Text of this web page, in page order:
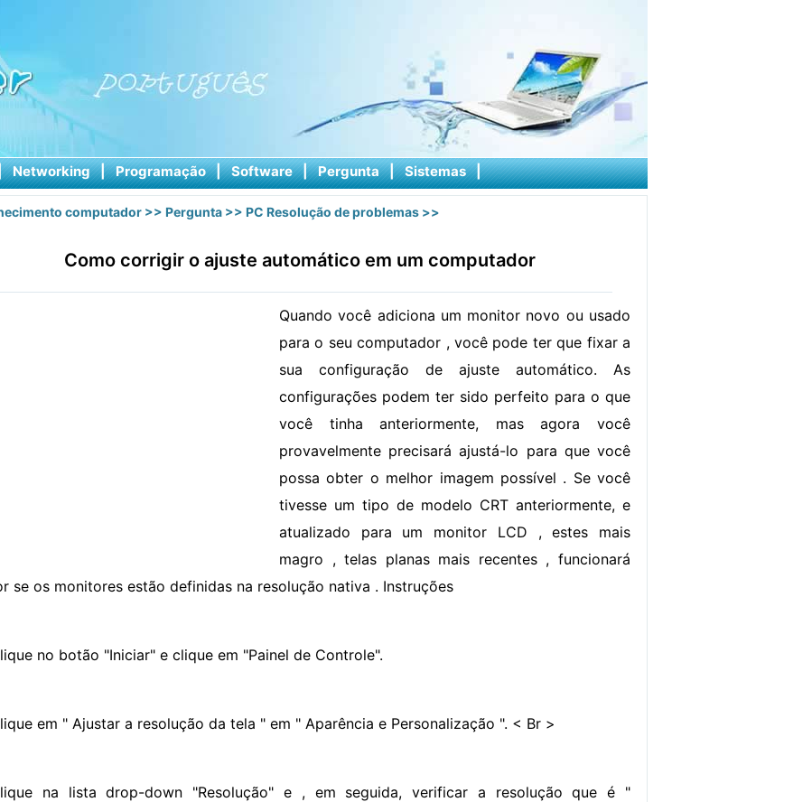
Networking | Programação | Software | Pergunta | Sistemas |
computador >> Pergunta >> PC Resolução de problemas >>
Como corrigir o ajuste automático em um computador
Quando você adiciona um monitor novo ou usado
para o seu computador , você pode ter que fixar a
sua configuração de ajuste automático. As
configurações podem ter sido perfeito para o que
você tinha anteriormente, mas agora você
provavelmente precisará ajustá-lo para que você
possa obter o melhor imagem possível . Se você
tivesse um tipo de modelo CRT anteriormente, e
atualizado para um monitor LCD , estes mais
magro , telas planas mais recentes , funcionará
se os monitores estão definidas na resolução nativa . Instruções
no botão "Iniciar" e clique em "Painel de Controle".
em " Ajustar a resolução da tela " em " Aparência e Personalização ". < Br >
na lista drop-down "Resolução" e , em seguida, verificar a resolução que é "